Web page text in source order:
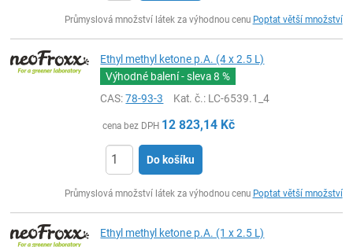
Průmyslová množství látek za výhodnou cenu Poptat větší množství
Ethyl methyl ketone p.A. (4 x 2.5 L)
Výhodné balení - sleva8 %
CAS:78-93-3 Kat. č.: LC-6539.1_4
cena bez DPH 12 823,14 Kč
Do košíku
Průmyslová množství látek za výhodnou cenu Poptat větší množství
Ethyl methyl ketone p.A. (1 x 2.5 L)